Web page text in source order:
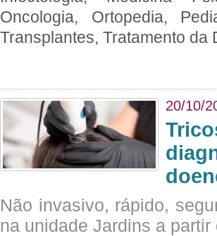
Oncologia, Ortopedia,
Transplantes, Tratamento da
20/10/
Não invasivo, rápido,
na unidade Jardins a